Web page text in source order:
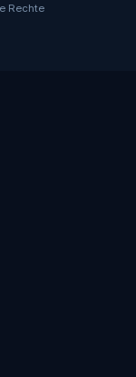
Rechte